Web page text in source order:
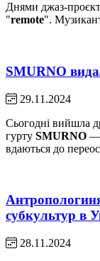
Днями джаз-проєкт
"remote".
SMURNO
29.11.2024
Сьогодні вийшла
гурту SMURNO —
вдаються до
субкультур в
28.11.2024